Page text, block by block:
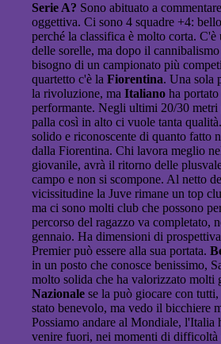
Serie A? Sono abituato a
oggettiva. Ci sono 4 squadre +4:
perché la classifica è molto corta.
delle sorelle, ma dopo il
bisogno di un campionato più
quartetto c'è la Fiorentina. Una sola
la rivoluzione, ma Italiano ha
performante. Negli ultimi 20/30 metri
palla così in alto ci vuole tanta qualità.
solido e riconoscente di quanto fatto
dalla Fiorentina. Chi lavora meglio
giovanile, avrà il ritorno delle
campo e non si scompone. Al netto
vicissitudine la Juve rimane un top
ma ci sono molti club che possono
percorso del ragazzo va completato,
gennaio. Ha dimensioni di
Premier può essere alla sua portata.
in un posto che conosce benissimo,
molto solida che ha valorizzato molti
Nazionale se la può giocare con
stato benevolo, ma vedo il bicchiere
Possiamo andare al Mondiale, l'Italia
venire fuori, nei momenti di difficoltà